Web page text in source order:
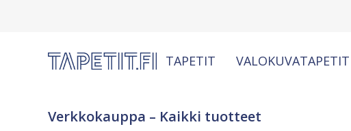
TAPETIT VALOKUVATAPETIT
Verkkokauppa – Kaikki tuotteet